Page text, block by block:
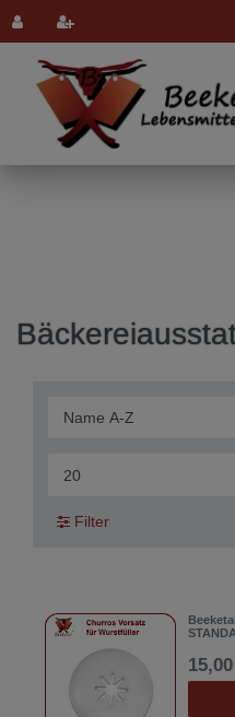
Filter